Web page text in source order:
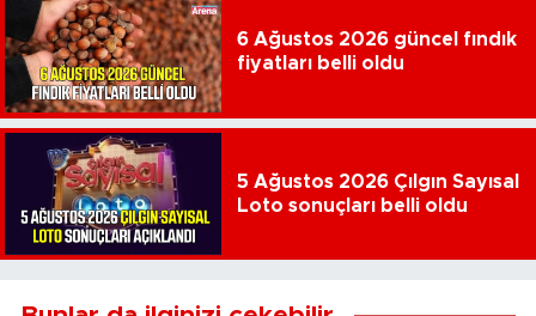
6 Ağustos 2026 güncel fındık
fiyatları belli oldu
5 Ağustos 2026 Çılgın Sayısal
Loto sonuçları belli oldu